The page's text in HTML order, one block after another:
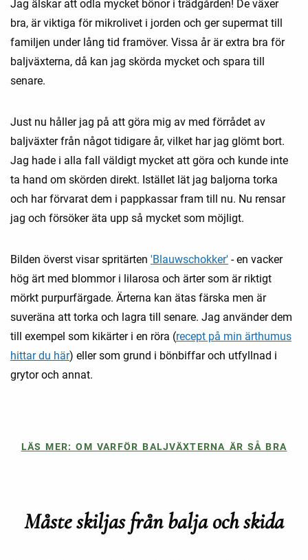
Jag älskar att odla mycket bönor i trädgården! De växer
bra, är viktiga för mikrolivet i jorden och ger supermat till
familjen under lång tid framöver. Vissa år är extra bra för
baljväxterna, då kan jag skörda mycket och spara till
senare.
Just nu håller jag på att göra mig av med förrådet av
baljväxter från något tidigare år, vilket har jag glömt bort.
Jag hade i alla fall väldigt mycket att göra och kunde inte
ta hand om skörden direkt. Istället lät jag baljorna torka
och har förvarat dem i pappkassar fram till nu. Nu rensar
jag och försöker äta upp så mycket som möjligt.
Bilden överst visar spritärten 'Blauwschokker' - en vacker
hög ärt med blommor i lilarosa och ärter som är riktigt
mörkt purpurfärgade. Ärterna kan ätas färska men är
suveräna att torka och lagra till senare. Jag använder dem
till exempel som kikärter i en röra (recept på min ärthumus
hittar du här) eller som grund i bönbiffar och utfyllnad i
grytor och annat.
LÄS MER: OM VARFÖR BALJVÄXTERNA ÄR SÅ BRA
Måste skiljas från balja och skida